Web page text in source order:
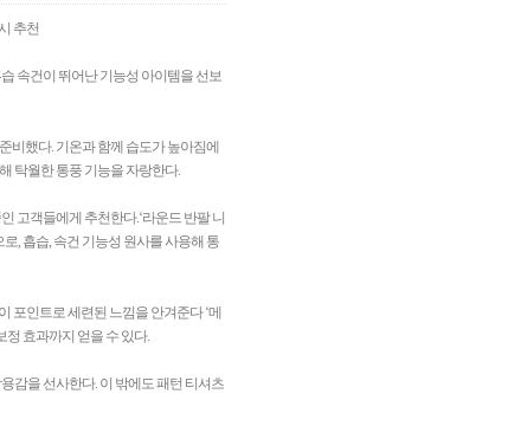
추천
속건이 뛰어난 기능성 아이템을 선보
비했다. 기온과 함께 습도가 높아짐에
탁월한 통풍 기능을 자랑한다.
고객들에게 추천한다.‘라운드 반팔 니
, 흡습, 속건 기능성 원사를 사용해 통
포인트로 세련된 느낌을 안겨준다 ‘메
정 효과까지 얻을 수 있다.
감을 선사한다. 이 밖에도 패턴 티셔츠